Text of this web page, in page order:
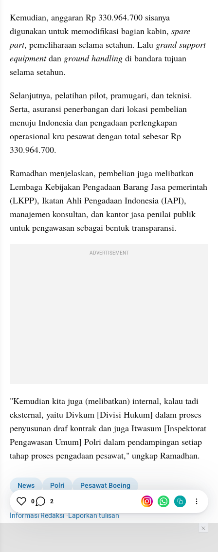
Kemudian, anggaran Rp 330.964.700 sisanya
digunakan untuk memodifikasi bagian kabin, spare
part, pemeliharaan selama setahun. Lalu grand support
equipment dan ground handling di bandara tujuan
selama setahun.
Selanjutnya, pelatihan pilot, pramugari, dan teknisi.
Serta, asuransi penerbangan dari lokasi pembelian
menuju Indonesia dan pengadaan perlengkapan
operasional kru pesawat dengan total sebesar Rp
330.964.700.
Ramadhan menjelaskan, pembelian juga melibatkan
Lembaga Kebijakan Pengadaan Barang Jasa pemerintah
(LKPP), Ikatan Ahli Pengadaan Indonesia (IAPI),
manajemen konsultan, dan kantor jasa penilai publik
untuk pengawasan sebagai bentuk transparansi.
ADVERTISEMENT
"Kemudian kita juga (melibatkan) internal, kalau tadi
eksternal, yaitu Divkum [Divisi Hukum] dalam proses
penyusunan draf kontrak dan juga Itwasum [Inspektorat
Pengawasan Umum] Polri dalam pendampingan setiap
tahap proses pengadaan pesawat," ungkap Ramadhan.
News Polri
Pesawat Boeing
Polri Beli Pesawat Boeing
Informasi Redaksi·Laporkan tulisan
0 2